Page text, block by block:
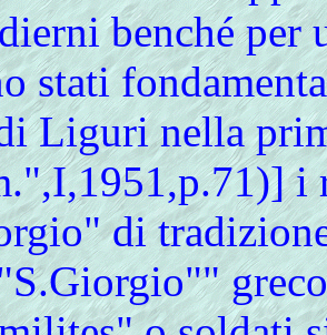
benché per
stati
Liguri nella
i
di